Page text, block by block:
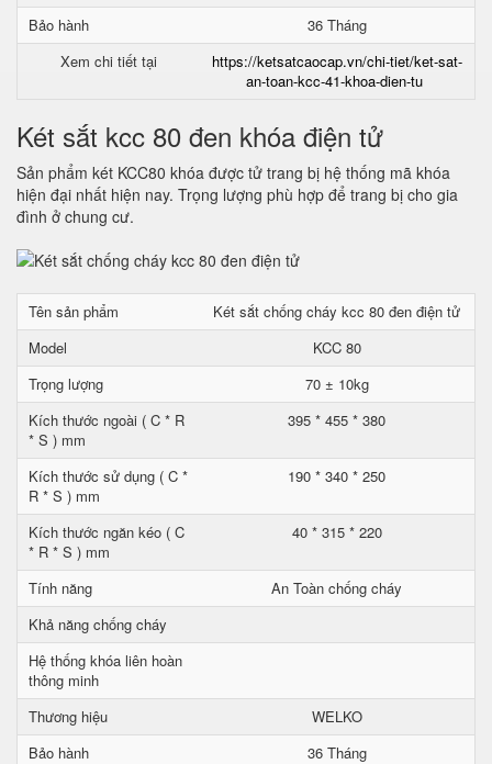
Bảo hành
36 Tháng
Xem chi tiết tại
https://ketsatcaocap.vn/chi-tiet/ket-sat-
an-toan-kcc-41-khoa-dien-tu
Két sắt kcc 80 đen khóa điện tử
Sản phẩm két KCC80 khóa được tử trang bị hệ thống mã khóa
hiện đại nhất hiện nay. Trọng lượng phù hợp để trang bị cho gia
đình ở chung cư.
Tên sản phẩm
Két sắt chống cháy kcc 80 đen điện tử
Model
KCC 80
Trọng lượng
70 ± 10kg
Kích thước ngoài ( C * R
* S ) mm
395 * 455 * 380
Kích thước sử dụng ( C *
R * S ) mm
190 * 340 * 250
Kích thước ngăn kéo ( C
* R * S ) mm
40 * 315 * 220
Tính năng
An Toàn chống cháy
Khả năng chống cháy
Hệ thống khóa liên hoàn
thông minh
Thương hiệu
WELKO
Bảo hành
36 Tháng